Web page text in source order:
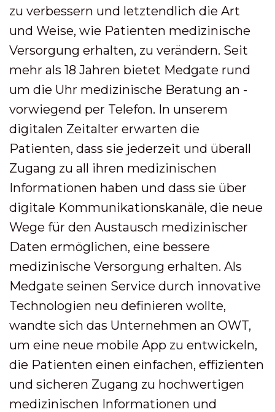
zu verbessern und letztendlich die Art
und Weise, wie Patienten medizinische
Versorgung erhalten, zu verändern. Seit
mehr als 18 Jahren bietet Medgate rund
um die Uhr medizinische Beratung an -
vorwiegend per Telefon. In unserem
digitalen Zeitalter erwarten die
Patienten, dass sie jederzeit und überall
Zugang zu all ihren medizinischen
Informationen haben und dass sie über
digitale Kommunikationskanäle, die neue
Wege für den Austausch medizinischer
Daten ermöglichen, eine bessere
medizinische Versorgung erhalten. Als
Medgate seinen Service durch innovative
Technologien neu definieren wollte,
wandte sich das Unternehmen an OWT,
um eine neue mobile App zu entwickeln,
die Patienten einen einfachen, effizienten
und sicheren Zugang zu hochwertigen
medizinischen Informationen und